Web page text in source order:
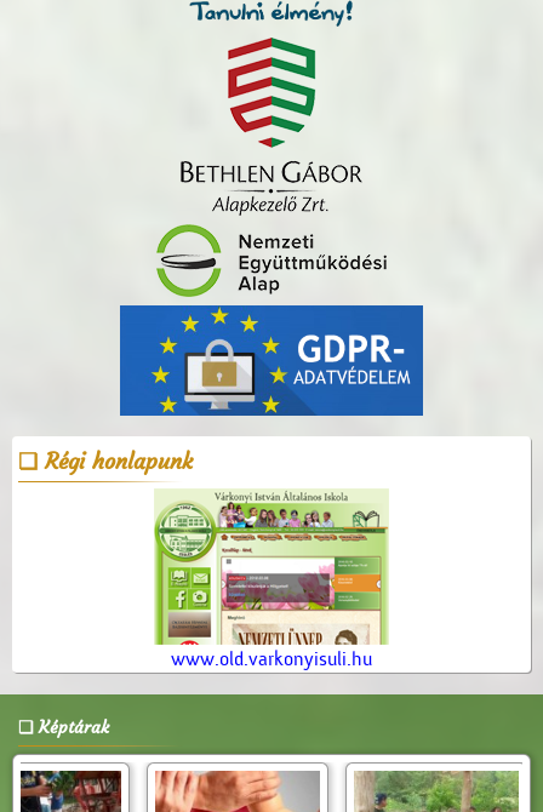
Régi honlapunk
www.old.varkonyisuli.hu
Képtárak